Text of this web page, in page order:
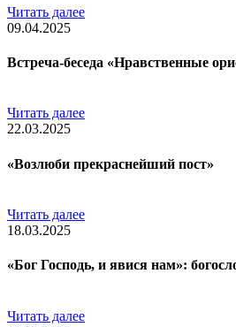
Читать далее
09.04.2025
Встреча-беседа «Нравственные
Читать далее
22.03.2025
«Возлюби прекраснейший пост»
Читать далее
18.03.2025
«Бог Господь, и явися нам»:
Читать далее